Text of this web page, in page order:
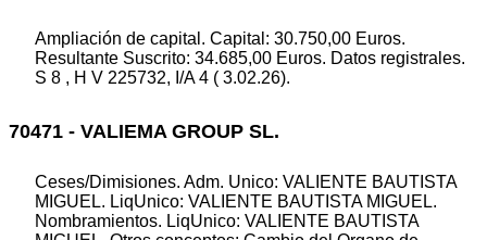
Ampliación de capital. Capital: 30.750,00 Euros.
Resultante Suscrito: 34.685,00 Euros. Datos registrales.
S 8 , H V 225732, I/A 4 ( 3.02.26).
70471 - VALIEMA GROUP SL.
Ceses/Dimisiones. Adm. Unico: VALIENTE BAUTISTA
MIGUEL. LiqUnico: VALIENTE BAUTISTA MIGUEL.
Nombramientos. LiqUnico: VALIENTE BAUTISTA